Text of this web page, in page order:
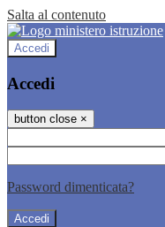
Salta al contenuto
Accedi
Accedi
button close ×
Password dimenticata?